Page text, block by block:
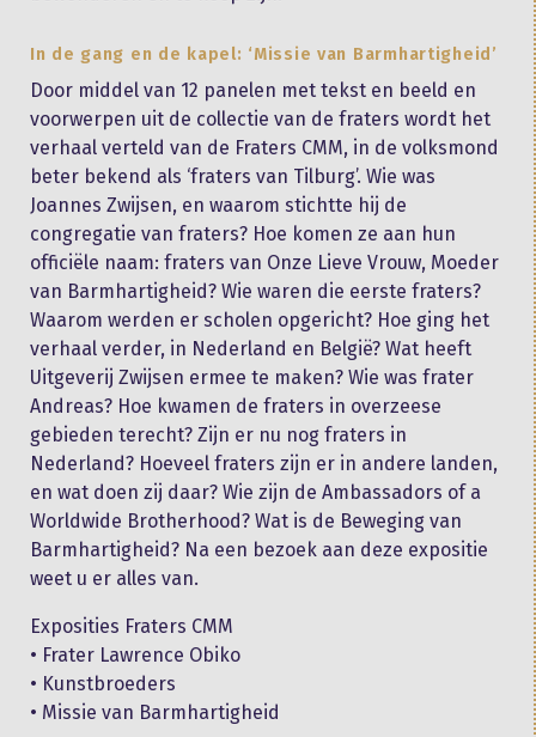
In de gang en de kapel: ‘Missie van Barmhartigheid’
Door middel van 12 panelen met tekst en beeld en
voorwerpen uit de collectie van de fraters wordt het
verhaal verteld van de Fraters CMM, in de volksmond
beter bekend als ‘fraters van Tilburg’. Wie was
Joannes Zwijsen, en waarom stichtte hij de
congregatie van fraters? Hoe komen ze aan hun
officiële naam: fraters van Onze Lieve Vrouw, Moeder
van Barmhartigheid? Wie waren die eerste fraters?
Waarom werden er scholen opgericht? Hoe ging het
verhaal verder, in Nederland en België? Wat heeft
Uitgeverij Zwijsen ermee te maken? Wie was frater
Andreas? Hoe kwamen de fraters in overzeese
gebieden terecht? Zijn er nu nog fraters in
Nederland? Hoeveel fraters zijn er in andere landen,
en wat doen zij daar? Wie zijn de Ambassadors of a
Worldwide Brotherhood? Wat is de Beweging van
Barmhartigheid? Na een bezoek aan deze expositie
weet u er alles van.
Exposities Fraters CMM
• Frater Lawrence Obiko
• Kunstbroeders
• Missie van Barmhartigheid